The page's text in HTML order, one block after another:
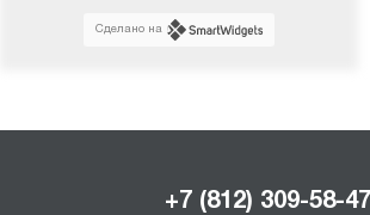
Сделано на
+7 (812) 309-58-47